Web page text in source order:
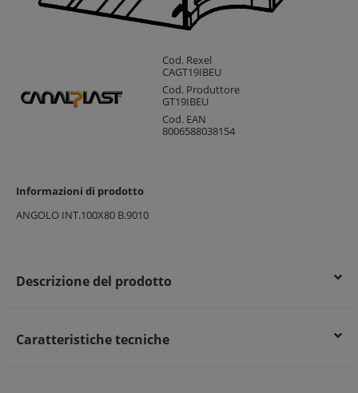
Cod. Rexel
CAGT19IBEU
Cod. Produttore
GT19IBEU
Cod. EAN
8006588038154
Informazioni di prodotto
ANGOLO INT.100X80 B.9010
Descrizione del prodotto
Caratteristiche tecniche